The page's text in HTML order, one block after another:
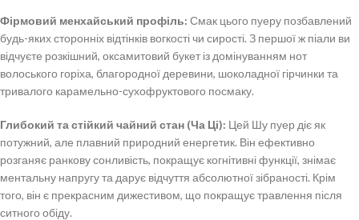
Фірмовий менхайський профіль: Смак цього пуеру позбавлений
будь-яких сторонніх відтінків вогкості чи сирості. З першої ж піали ви
відчуєте розкішний, оксамитовий букет із домінуванням нот
волоського горіха, благородної деревини, шоколадної гірчинки та
тривалого карамельно-сухофруктового посмаку.
Глибокий та стійкий чайний стан (Ча Ці): Цей Шу пуер діє як
потужний, але плавний природний енергетик. Він ефективно
розганяє ранкову сонливість, покращує когнітивні функції, знімає
ментальну напругу та дарує відчуття абсолютної зібраності. Крім
того, він є прекрасним дижестивом, що покращує травлення після
ситного обіду.